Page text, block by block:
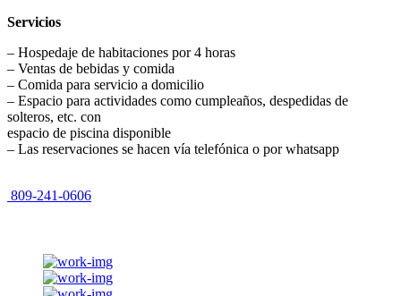
Servicios
– Hospedaje de habitaciones por 4 horas
– Ventas de bebidas y comida
– Comida para servicio a domicilio
– Espacio para actividades como cumpleaños, despedidas de
solteros, etc. con
espacio de piscina disponible
– Las reservaciones se hacen vía telefónica o por whatsapp
809-241-0606